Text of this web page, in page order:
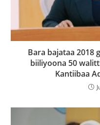
Bara bajataa 2018
biiliyoona 50
Kantiibaa